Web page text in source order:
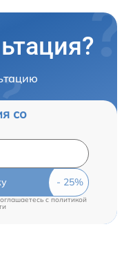
со
c политикой